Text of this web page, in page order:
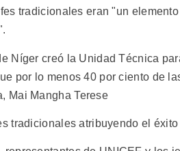
tradicionales eran "un
Níger creó la Unidad Técnica
por lo menos 40 por ciento de
Mai Mangha Terese
tradicionales atribuyendo el